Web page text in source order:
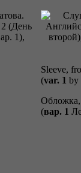
Sleeve,
(var. 1 by
Обложка,
(вар. 1